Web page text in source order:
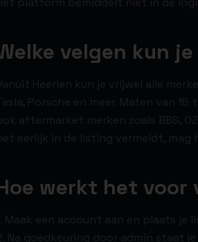
velgen kun
Heerlen kun je vrijwel alle
Porsche en meer. Maten van 15
aftermarket merken zoals BBS,
eerlijk in de listing vermeldt, mag
werkt het voor
Maak een account aan en plaats
Na goedkeuring door admin staat